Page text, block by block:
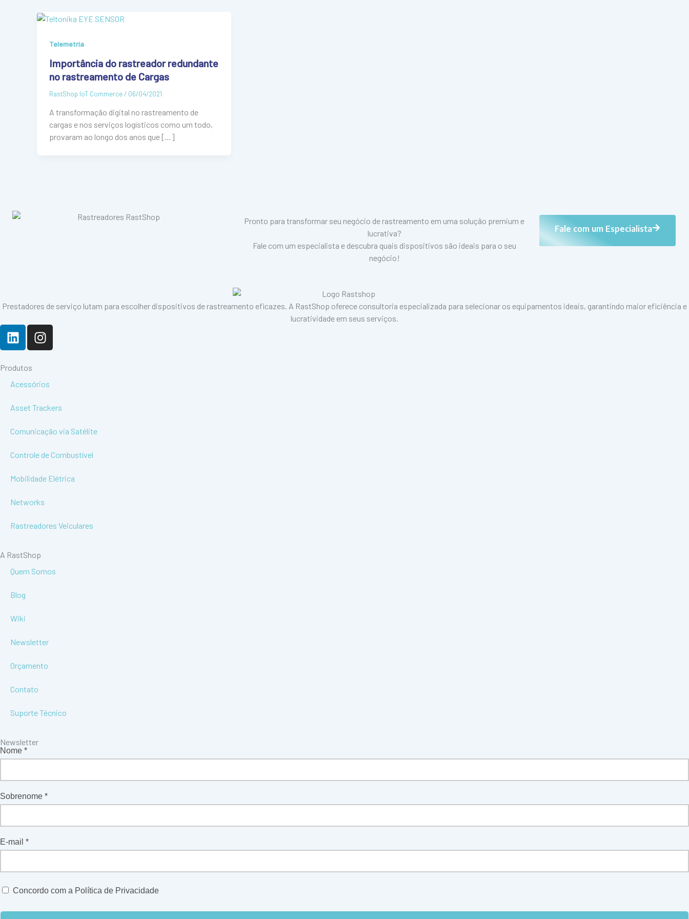
Telemetria
Importância do rastreador redundante
no rastreamento de Cargas
RastShop IoT Commerce/ 06/04/2021
A transformação digital no rastreamento de
cargas e nos serviços logísticos como um todo,
provaram ao longo dos anos que […]
Pronto para transformar seu negócio de rastreamento em uma solução premium e
lucrativa?
Fale com um especialista e descubra quais dispositivos são ideais para o seu
negócio!
Fale com um Especialista
Prestadores de serviço lutam para escolher dispositivos de rastreamento eficazes. A RastShop oferece consultoria especializada para selecionar os equipamentos ideais, garantindo maior eficiência e
lucratividade em seus serviços.
L
i
k
e
i
I
n
a
r
m
Produtos
Acessórios
Asset Trackers
Comunicação via Satélite
Controle de Combustível
Mobilidade Elétrica
Networks
Rastreadores Veiculares
A RastShop
Quem Somos
Blog
Wiki
Newsletter
Orçamento
Contato
Suporte Técnico
Newsletter